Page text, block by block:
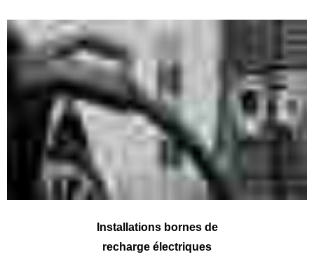
Installations bornes de
recharge électriques